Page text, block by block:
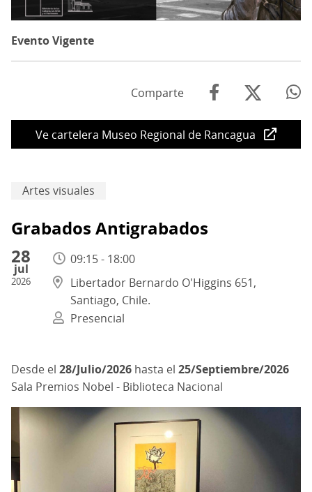
Evento Vigente
Comparte
Ve cartelera Museo Regional de Rancagua
Artes visuales
Grabados Antigrabados
28
jul
2026
09:15 - 18:00
Libertador Bernardo O'Higgins 651,
Santiago, Chile.
Presencial
28/Julio/2026 hasta el 25/Septiembre/2026
Sala Premios Nobel - Biblioteca Nacional